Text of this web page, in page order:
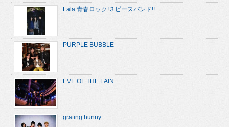
Lala 青春ロック!３ピースバンド!!
PURPLE BUBBLE
EVE OF THE LAIN
grating hunny